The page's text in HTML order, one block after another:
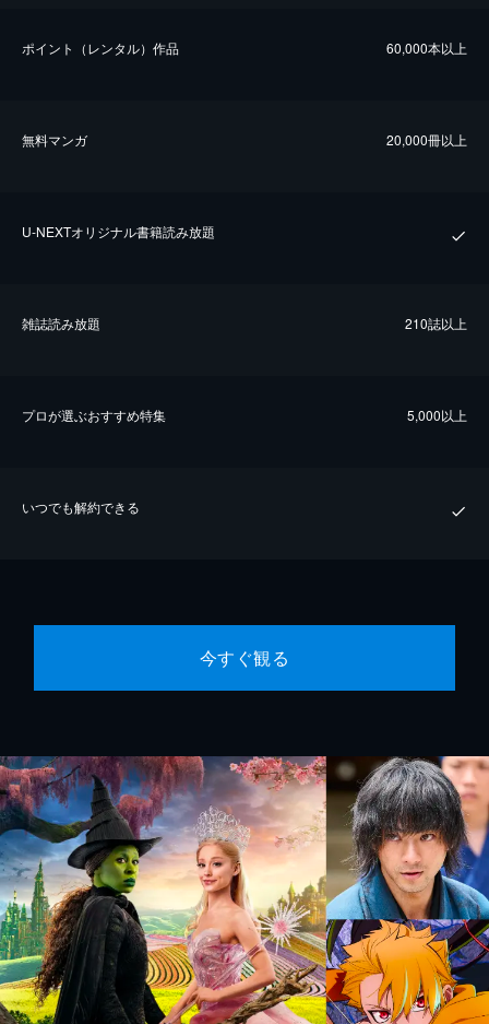
ポイント（レンタル）作品 60,000本以上
無料マンガ 20,000冊以上
U-NEXTオリジナル書籍読み放題
雑誌読み放題 210誌以上
プロが選ぶおすすめ特集 5,000以上
いつでも解約できる
今すぐ観る